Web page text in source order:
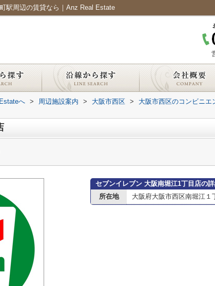
駅周辺の賃貸なら｜Anz Real Estate
へ > 周辺施設案内 > 大阪市西区 > 大阪市西区のコンビニエ
セブンイレブン 大阪南堀江1丁目店の
所在地
大阪府大阪市西区南堀江１